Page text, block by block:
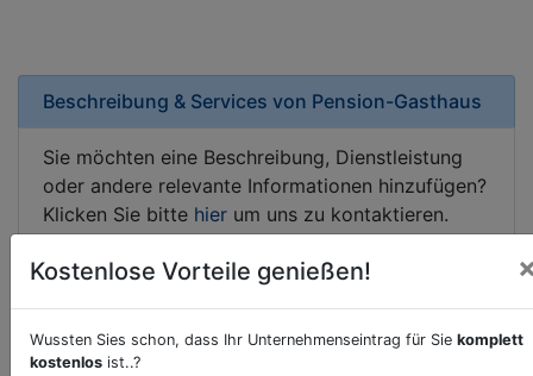
Beschreibung & Services von Pension-Gasthaus
Sie möchten eine Beschreibung, Dienstleistung
oder andere relevante Informationen hinzufügen?
Klicken Sie bitte hier um uns zu kontaktieren.
Sonderangebote odere besondere Services, die
Ihren Wettbewerbern abheben.
Kostenlose Vorteile genießen!
Wussten Sies schon, dass Ihr Unternehmenseintrag für Sie komplett
kostenlos ist..?